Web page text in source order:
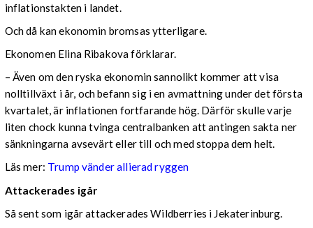
inflationstakten i landet.
Och då kan ekonomin bromsas ytterligare.
Ekonomen Elina Ribakova förklarar.
– Även om den ryska ekonomin sannolikt kommer att visa
nolltillväxt i år, och befann sig i en avmattning under det första
kvartalet, är inflationen fortfarande hög. Därför skulle varje
liten chock kunna tvinga centralbanken att antingen sakta ner
sänkningarna avsevärt eller till och med stoppa dem helt.
Läs mer: Trump vänder allierad ryggen
Attackerades igår
Så sent som igår attackerades Wildberries i Jekaterinburg.